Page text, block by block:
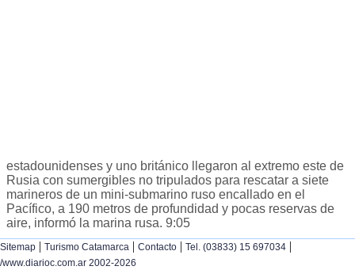
estadounidenses y uno británico llegaron al extremo este de
Rusia con sumergibles no tripulados para rescatar a siete
marineros de un mini-submarino ruso encallado en el
Pacífico, a 190 metros de profundidad y pocas reservas de
aire, informó la marina rusa. 9:05
Sitemap | Turismo Catamarca | Contacto | Tel. (03833) 15 697034 |
/www.diarioc.com.ar 2002-2026